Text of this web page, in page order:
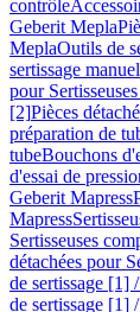
contrôle
Geberit Mepla
MeplaOutils de
sertissage
pour
[2]Pièces
préparation de
tubeBouchons
d'essai de
Geberit Mapress
Mapress
Sertisseuses
détachées pour
de sertissage [1]
de sertissage [1]